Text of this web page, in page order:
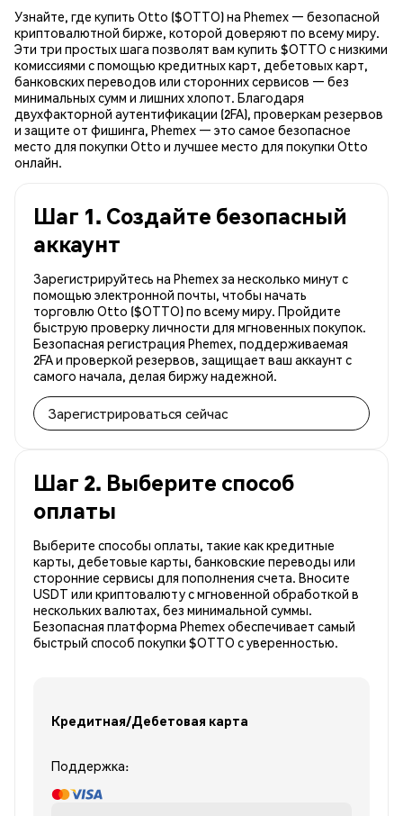
Узнайте, где купить Otto ($OTTO) на Phemex — безопасной
криптовалютной бирже, которой доверяют по всему миру.
Эти три простых шага позволят вам купить $OTTO с низкими
комиссиями с помощью кредитных карт, дебетовых карт,
банковских переводов или сторонних сервисов — без
минимальных сумм и лишних хлопот. Благодаря
двухфакторной аутентификации (2FA), проверкам резервов
и защите от фишинга, Phemex — это самое безопасное
место для покупки Otto и лучшее место для покупки Otto
онлайн.
Шаг 1. Создайте безопасный
аккаунт
Зарегистрируйтесь на Phemex за несколько минут с
помощью электронной почты, чтобы начать
торговлю Otto ($OTTO) по всему миру. Пройдите
быструю проверку личности для мгновенных покупок.
Безопасная регистрация Phemex, поддерживаемая
2FA и проверкой резервов, защищает ваш аккаунт с
самого начала, делая биржу надежной.
Зарегистрироваться сейчас
Шаг 2. Выберите способ
оплаты
Выберите способы оплаты, такие как кредитные
карты, дебетовые карты, банковские переводы или
сторонние сервисы для пополнения счета. Вносите
USDT или криптовалюту с мгновенной обработкой в
нескольких валютах, без минимальной суммы.
Безопасная платформа Phemex обеспечивает самый
быстрый способ покупки $OTTO с уверенностью.
Кредитная/Дебетовая карта
Поддержка: